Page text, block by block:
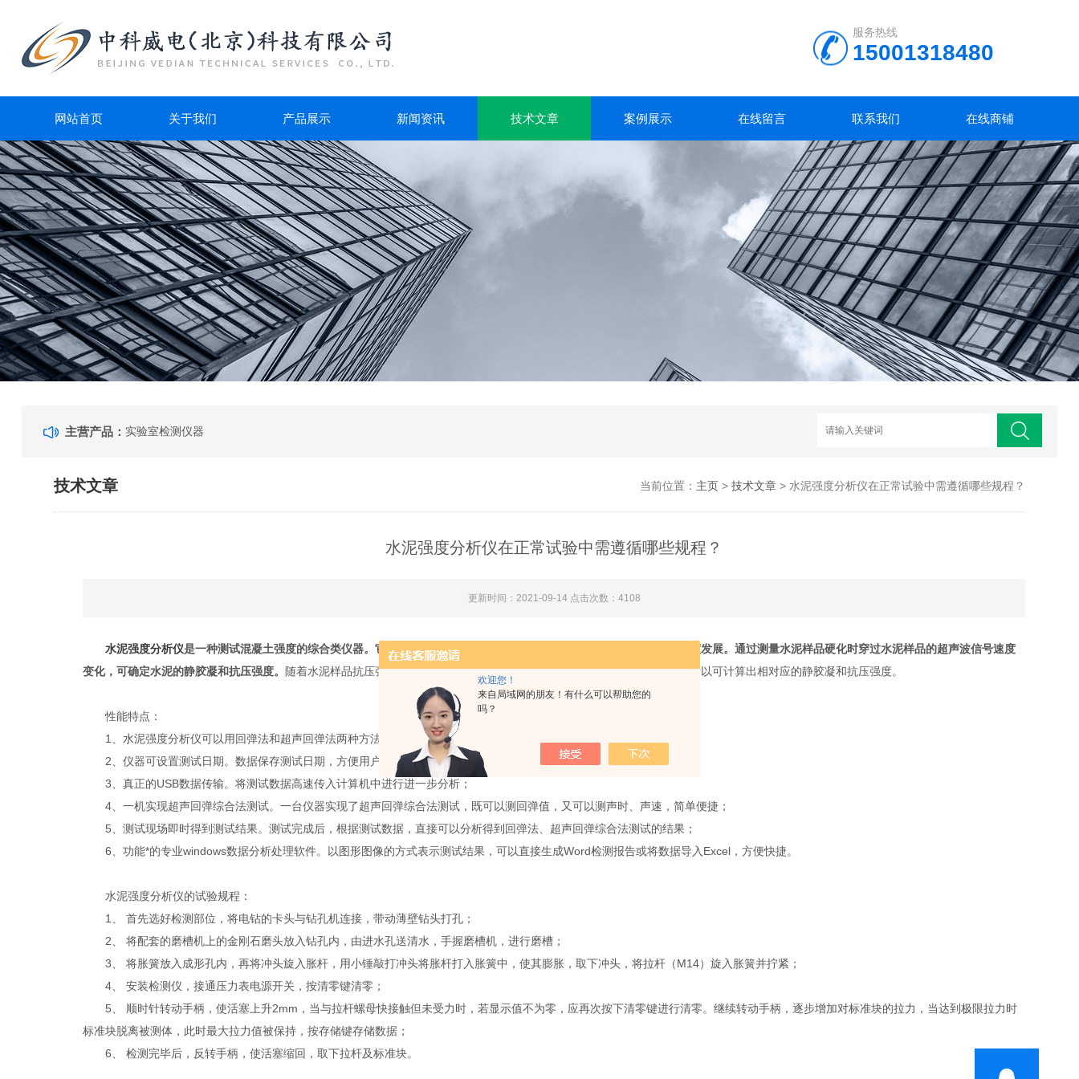
欢迎您！
来自局域网的朋友！有什么可以帮助您的
吗？
服务热线
15001318480
网站首页 关于我们 产品展示 新闻资讯 技术文章 案例展示 在线留言 联系我们 在线商铺
主营产品： 实验室检测仪器
技术文章 当前位置： 主页> 技术文章> 水泥强度分析仪在正常试验中需遵循哪些规程？
水泥强度分析仪在正常试验中需遵循哪些规程？
更新时间：2021-09-14 点击次数：4108
水泥强度分析仪是一种测试混凝土强度的综合类仪器。它适用于测试水泥样品在模拟井底温度和压力下养护时的抗压强度发展。通过测量水泥样品硬化时穿过水泥样品的超声波信号速度
变化，可确定水泥的静胶凝和抗压强度。 随着水泥样品抗压强度的增加，穿过水泥样品的超声波信号的传送时间不断变化，所以可计算出相对应的静胶凝和抗压强度。
性能特点：
1、水泥强度分析仪可以用回弹法和超声回弹法两种方法测试混凝土的抗压强度；
2、仪器可设置测试日期。数据保存测试日期，方便用户的数据管理；
3、真正的USB数据传输。将测试数据高速传入计算机中进行进一步分析；
4、一机实现超声回弹综合法测试。一台仪器实现了超声回弹综合法测试，既可以测回弹值，又可以测声时、声速，简单便捷；
5、测试现场即时得到测试结果。测试完成后，根据测试数据，直接可以分析得到回弹法、超声回弹综合法测试的结果；
6、功能*的专业windows数据分析处理软件。以图形图像的方式表示测试结果，可以直接生成Word检测报告或将数据导入Excel，方便快捷。
水泥强度分析仪的试验规程：
1、 首先选好检测部位，将电钻的卡头与钻孔机连接，带动薄壁钻头打孔；
2、 将配套的磨槽机上的金刚石磨头放入钻孔内，由进水孔送清水，手握磨槽机，进行磨槽；
3、 将胀簧放入成形孔内，再将冲头旋入胀杆，用小锤敲打冲头将胀杆打入胀簧中，使其膨胀，取下冲头，将拉杆（M14）旋入胀簧并拧紧；
4、 安装检测仪，接通压力表电源开关，按清零键清零；
5、 顺时针转动手柄，使活塞上升2mm，当与拉杆螺母快接触但未受力时，若显示值不为零，应再次按下清零键进行清零。继续转动手柄，逐步增加对标准块的拉力，当达到极限拉力时
标准块脱离被测体，此时最大拉力值被保持，按存储键存储数据；
6、 检测完毕后，反转手柄，使活塞缩回，取下拉杆及标准块。